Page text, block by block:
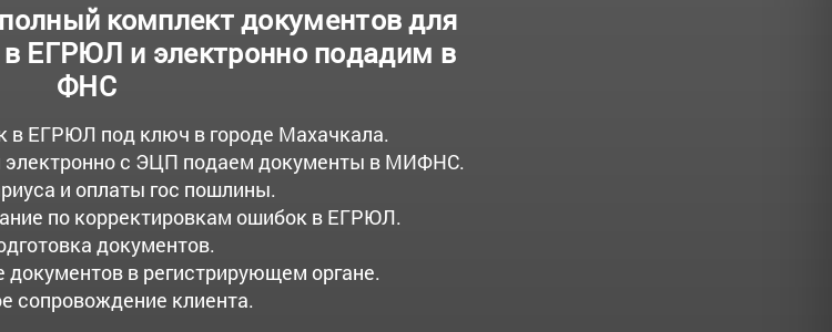
комплект документов для
ЕГРЮЛ и электронно подадим в
ФНС
в ЕГРЮЛ под ключ в городе Махачкала.
электронно с ЭЦП подаем документы в МИФНС.
и оплаты гос пошлины.
по корректировкам ошибок в ЕГРЮЛ.
документов.
документов в регистрирующем органе.
сопровождение клиента.